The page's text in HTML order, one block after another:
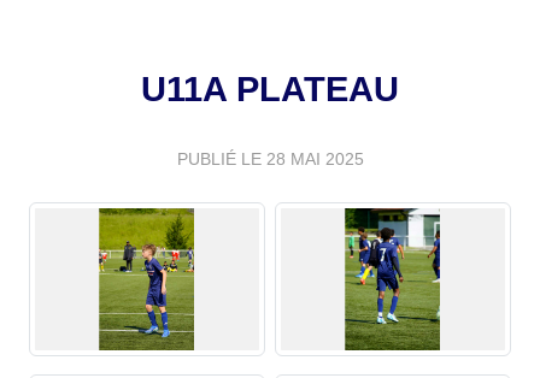
U11A PLATEAU
PUBLIÉ LE 28 MAI 2025